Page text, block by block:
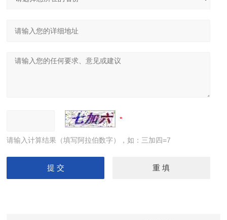
请输入计算结果（填写阿拉伯数字），如：三加四=7